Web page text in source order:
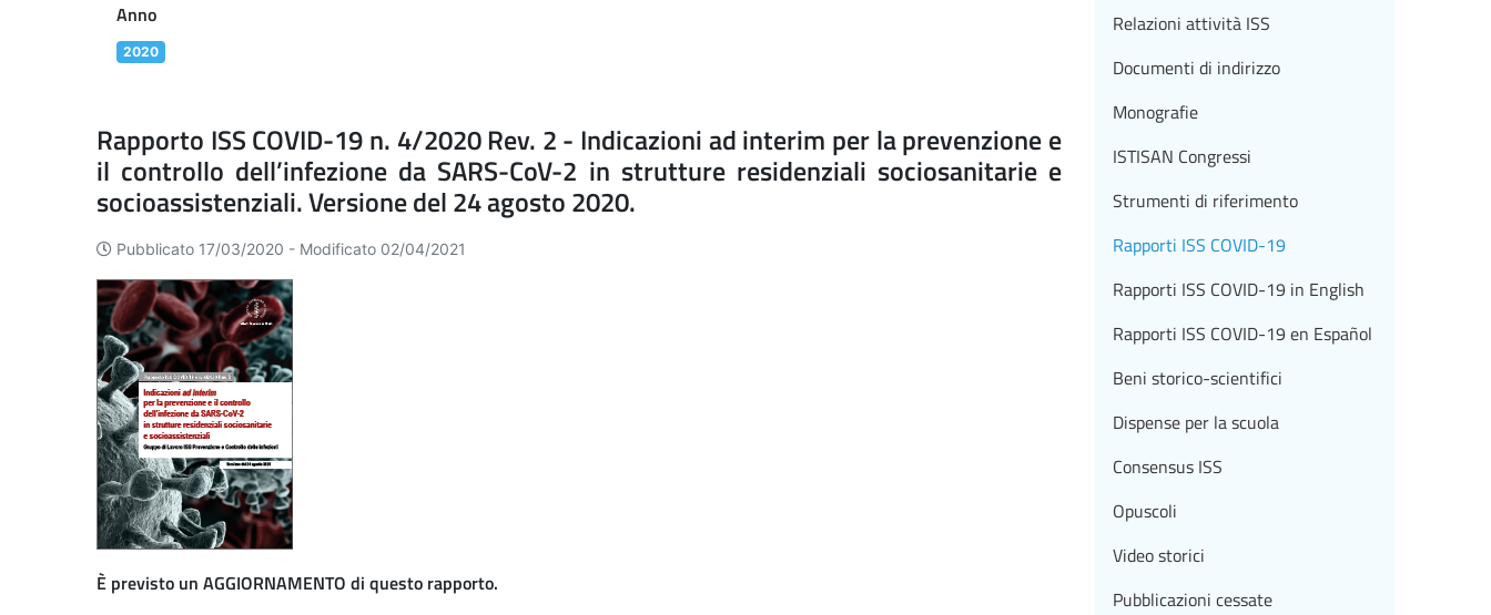
Anno
2020
Rapporto ISS COVID-19 n. 4/2020 Rev. 2 - Indicazioni ad interim per la prevenzione e
il controllo dell’infezione da SARS-CoV-2 in strutture residenziali sociosanitarie e
socioassistenziali. Versione del 24 agosto 2020.
Pubblicato 17/03/2020 - Modificato 02/04/2021
È previsto un AGGIORNAMENTO di questo rapporto.
Relazioni attività ISS
Documenti di indirizzo
Monografie
ISTISAN Congressi
Strumenti di riferimento
Rapporti ISS COVID-19
Rapporti ISS COVID-19 in English
Rapporti ISS COVID-19 en Español
Beni storico-scientifici
Dispense per la scuola
Consensus ISS
Opuscoli
Video storici
Pubblicazioni cessate